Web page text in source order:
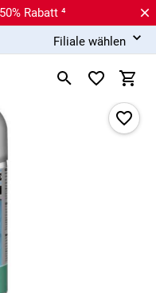
Rabatt ⁴
Filiale wählen